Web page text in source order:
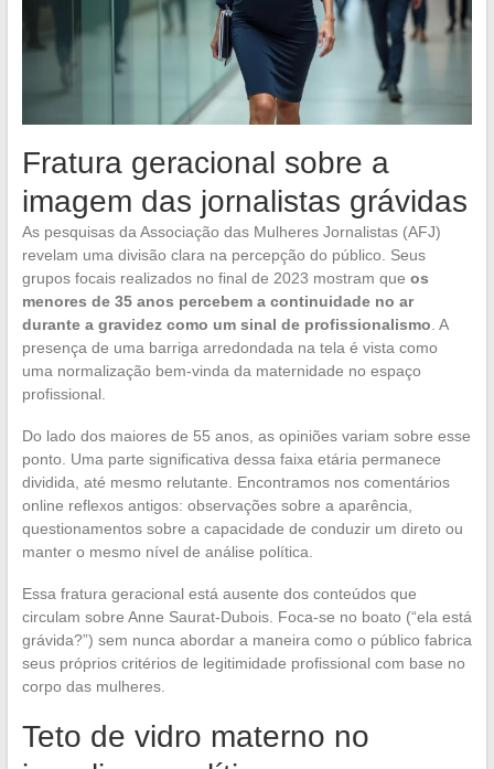
Fratura geracional sobre a
imagem das jornalistas grávidas
As pesquisas da Associação das Mulheres Jornalistas (AFJ)
revelam uma divisão clara na percepção do público. Seus
grupos focais realizados no final de 2023 mostram que os
menores de 35 anos percebem a continuidade no ar
durante a gravidez como um sinal de profissionalismo. A
presença de uma barriga arredondada na tela é vista como
uma normalização bem-vinda da maternidade no espaço
profissional.
Do lado dos maiores de 55 anos, as opiniões variam sobre esse
ponto. Uma parte significativa dessa faixa etária permanece
dividida, até mesmo relutante. Encontramos nos comentários
online reflexos antigos: observações sobre a aparência,
questionamentos sobre a capacidade de conduzir um direto ou
manter o mesmo nível de análise política.
Essa fratura geracional está ausente dos conteúdos que
circulam sobre Anne Saurat-Dubois. Foca-se no boato (“ela está
grávida?”) sem nunca abordar a maneira como o público fabrica
seus próprios critérios de legitimidade profissional com base no
corpo das mulheres.
Teto de vidro materno no